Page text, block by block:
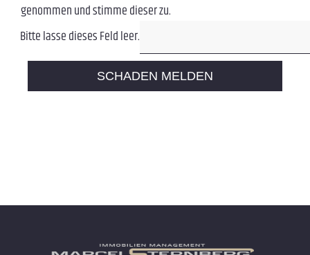
genommen und stimme dieser zu.
Bitte lasse dieses Feld leer.